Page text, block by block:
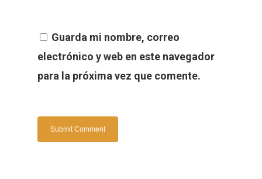
Guarda mi nombre, correo
electrónico y web en este navegador
para la próxima vez que comente.